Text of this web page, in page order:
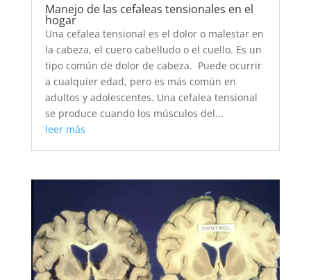
Manejo de las cefaleas tensionales en el
hogar
Una cefalea tensional es el dolor o malestar en
la cabeza, el cuero cabelludo o el cuello. Es un
tipo común de dolor de cabeza. Puede ocurrir
a cualquier edad, pero es más común en
adultos y adolescentes. Una cefalea tensional
se produce cuando los músculos del...
leer más